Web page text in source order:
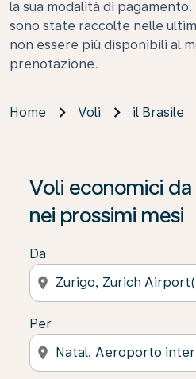
la sua modalità di
sono state raccolte nelle
non essere più disponibili al
prenotazione.
Home Voli il Brasile
Voli economici
nei prossimi mesi
Da
location_on
Per
location_on
Se non trova risultati,